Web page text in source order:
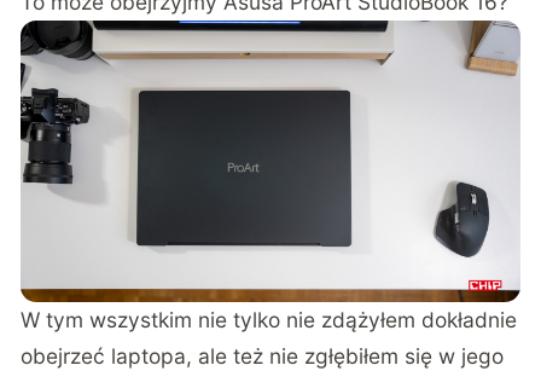
W tym wszystkim nie tylko nie zdążyłem dokładnie
obejrzeć laptopa, ale też nie zgłębiłem się w jego